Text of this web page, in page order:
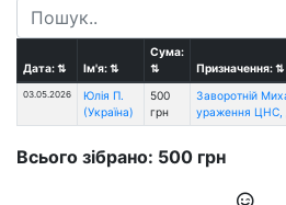
Дата:⇅ Ім'я:⇅
Сума:
⇅
Призначення:⇅
03.05.2026
Юлія П.
(Україна)
500
грн
Заворотній
ураження ЦНС,
Всього зібрано: 500 грн